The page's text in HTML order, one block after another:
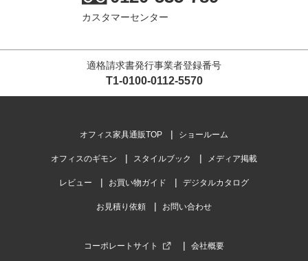
カスタマーセンター
適格請求書発行事業者登録番号
T1-0100-0112-5570
オフィス家具通販TOP ショールーム
オフィスのギモン スタイルブック メディア掲載
レビュー お買い物ガイド デジタルカタログ
お見積り依頼 お問い合わせ
コーポレートサイト 会社概要